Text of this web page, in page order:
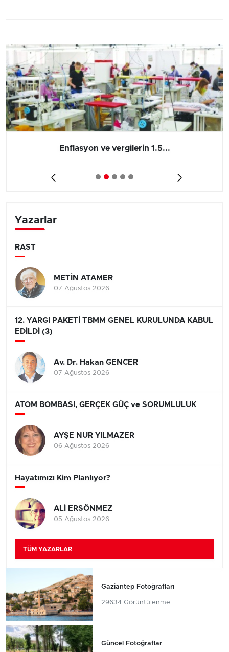
Enflasyon ve vergilerin 1.5...
Yazarlar
RAST
METİN ATAMER
07 Ağustos 2026
12. YARGI PAKETİ TBMM GENEL KURULUNDA KABUL
EDİLDİ (3)
Av. Dr. Hakan GENCER
07 Ağustos 2026
ATOM BOMBASI, GERÇEK GÜÇ ve SORUMLULUK
AYŞE NUR YILMAZER
06 Ağustos 2026
Hayatımızı Kim Planlıyor?
ALİ ERSÖNMEZ
05 Ağustos 2026
TÜM YAZARLAR
Gaziantep Fotoğrafları
29634 Görüntülenme
Güncel Fotoğraflar